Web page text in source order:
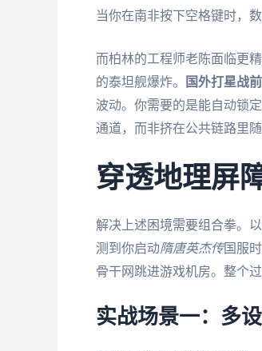
当你在南非按下空格键时，
而柏林的工程师老陈面临更
的泰坦舰爆炸。
国外打星战
波动。你需要的是能自动锁
通道，而非挤在公共链路里随
穿透地理屏
解决上述困境需要组合拳。
测到你启动隋唐英杰传国服
骨干网跳进游戏机房。整个
实战场景一：多